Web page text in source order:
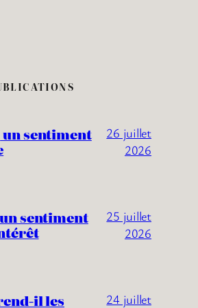
un sentiment
26 juillet
2026
un sentiment
25 juillet
2026
il les
24 juillet